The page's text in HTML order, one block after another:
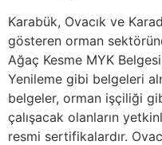
Karabük, Ovacık ve
gösteren orman
Ağaç Kesme MYK
Yenileme gibi belgeleri
belgeler, orman işçiliği
çalışacak olanların
resmi sertifikalardır.